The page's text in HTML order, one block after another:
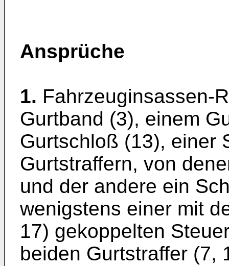
Ansprüche
1. Fahrzeuginsassen-
Gurtband (3), einem
Gurtschloß (13), einer
Gurtstraffern, von
und der andere ein
wenigstens einer mit
17) gekoppelten
beiden Gurtstraffer (7,